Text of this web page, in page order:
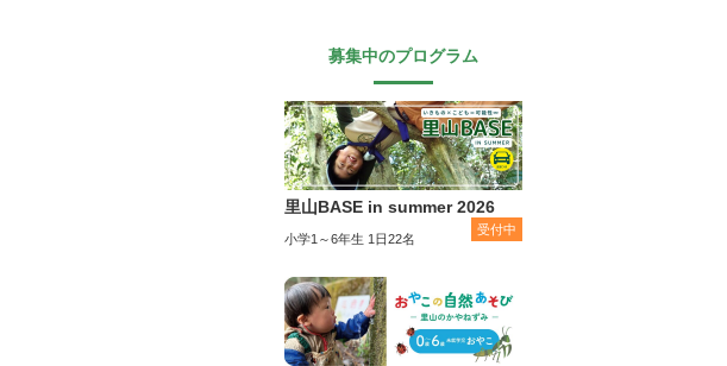
募集中のプログラム
里山BASE in summer 2026
受付中
小学1～6年生 1日22名